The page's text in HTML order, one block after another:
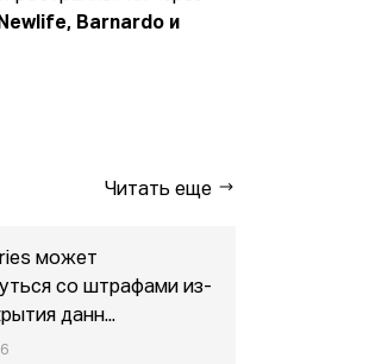
Newlife, Barnardo и
Читать еще
может
со штрафами из-
данн...